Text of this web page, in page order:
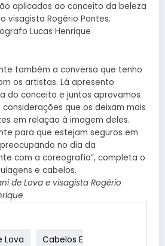
aplicados ao conceito da beleza
visagista Rogério Pontes.
também a conversa que tenho
os artistas. Lá apresento
do conceito e juntos aprovamos
que os deixam mais
em relação à imagem deles.
para que estejam seguros em
no dia da
com a coreografia”, completa o
e cabelos.
de Lova e visagista Rogério
Lova Cabelos E